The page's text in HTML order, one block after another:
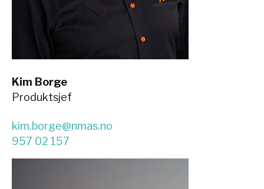
Kim Borge
Produktsjef
kim.borge@nmas.no
957 02 157